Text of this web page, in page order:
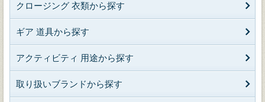
クロージング 衣類から探す
ギア 道具から探す
アクティビティ 用途から探す
取り扱いブランドから探す